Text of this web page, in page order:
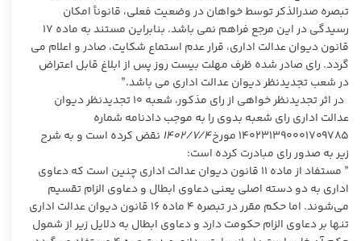
تبصره صدرالذکر توسط خواهان در وضعیت فعلی، قانوناً امکان
رسیدگی در این مرجع فراهم نمی باشد. بنابراین مستند به ماده ۱۷
قانون دیوان عدالت اداری، قرار عدم استماع شکایت، صادر و اعلام می
گردد. رای صادر شده ظرف مهلت بیست روز پس از ابلاغ قابل اعتراض
در شعب تجدیدنظر دیوان عدالت اداری می باشد.”
در اثر تجدیدنظر خواهی از رای مذکور، شعبه ۱۰ تجدیدنظر دیوان
عدالت اداری رای شعبه بدوی را به موجب دادنامه شماره
۱۴۰۲۳۱۳۹۰۰۰۱۷۰۹۷۸۵ مورخ
۱۴۰۲/۷/۴ نقض کرده است و به شرح
زیر به صدور رای مبادرت کرده است:
” مستفاد از ماده ۱۱ قانون دیوان عدالت اداری چنین است که دعاوی
اداری به دو دسته اصلی یعنی دعاوی ابطال و دعاوی الزام تقسیم
می‌شوند. اما حکم مقرر در تبصره ۴ ماده ۱۶ قانون دیوان عدالت اداری
تنها بر دعاوی الزام حکومت دارد و دعاوی ابطال به دلایل زیر از شمول